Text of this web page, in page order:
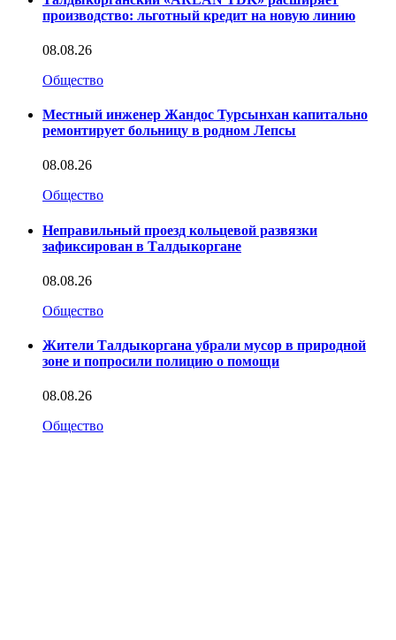
производство: льготный кредит на новую линию
08.08.26
Общество
Местный инженер Жандос Турсынхан капитально
ремонтирует больницу в родном Лепсы
08.08.26
Общество
Неправильный проезд кольцевой развязки
зафиксирован в Талдыкоргане
08.08.26
Общество
Жители Талдыкоргана убрали мусор в природной
зоне и попросили полицию о помощи
08.08.26
Общество